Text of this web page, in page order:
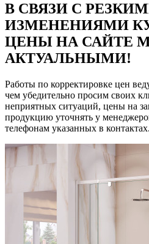
В СВЯЗИ С
ИЗМЕНЕНИЯМИ
ЦЕНЫ НА САЙТЕ
АКТУАЛЬНЫМИ!
Работы по корректировке цен
чем убедительно просим своих
неприятных ситуаций, цены на
продукцию уточнять у
телефонам указанных в контактах.